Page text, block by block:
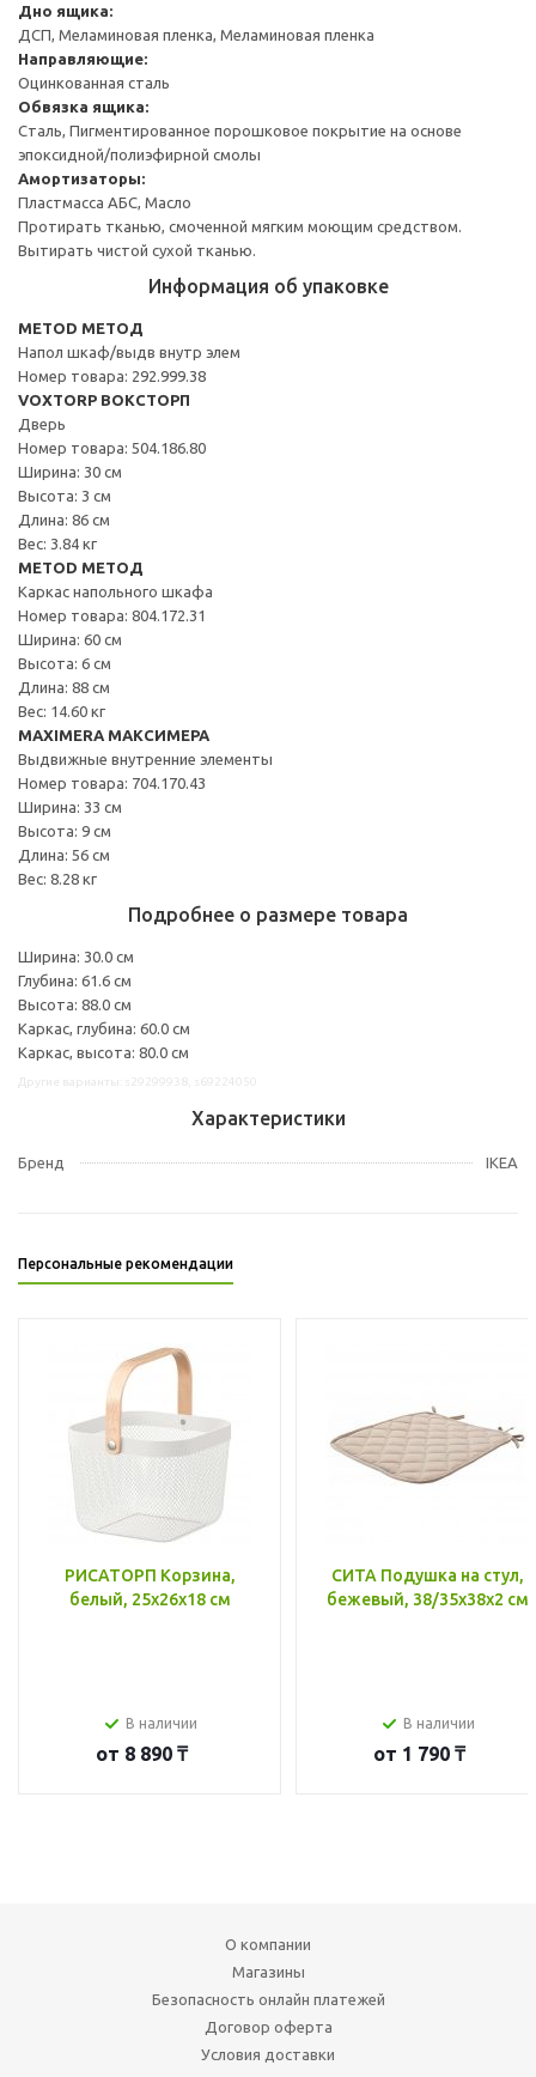
Дно ящика:
ДСП, Меламиновая пленка, Меламиновая пленка
Направляющие:
Оцинкованная сталь
Обвязка ящика:
Сталь, Пигментированное порошковое покрытие на основе
эпоксидной/полиэфирной смолы
Амортизаторы:
Пластмасса АБС, Масло
Протирать тканью, смоченной мягким моющим средством.
Вытирать чистой сухой тканью.
Информация об упаковке
METOD МЕТОД
Напол шкаф/выдв внутр элем
Номер товара: 292.999.38
VOXTORP ВОКСТОРП
Дверь
Номер товара: 504.186.80
Ширина: 30 см
Высота: 3 см
Длина: 86 см
Вес: 3.84 кг
METOD МЕТОД
Каркас напольного шкафа
Номер товара: 804.172.31
Ширина: 60 см
Высота: 6 см
Длина: 88 см
Вес: 14.60 кг
MAXIMERA МАКСИМЕРА
Выдвижные внутренние элементы
Номер товара: 704.170.43
Ширина: 33 см
Высота: 9 см
Длина: 56 см
Вес: 8.28 кг
Подробнее о размере товара
Ширина: 30.0 см
Глубина: 61.6 см
Высота: 88.0 см
Каркас, глубина: 60.0 см
Каркас, высота: 80.0 см
Характеристики
Бренд IKEA
Персональные рекомендации
РИСАТОРП Корзина,
белый, 25x26x18 см
В наличии
от 8 890 ₸
СИТА Подушка на стул,
бежевый, 38/35x38x2 см
В наличии
от 1 790 ₸
О компании
Магазины
Безопасность онлайн платежей
Договор оферта
Условия доставки